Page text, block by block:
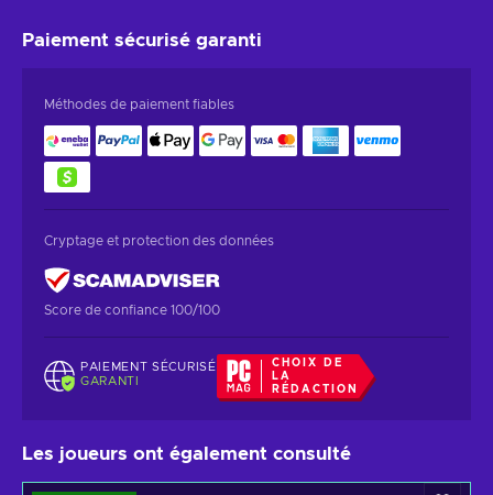
Paiement sécurisé garanti
Méthodes de paiement fiables
Cryptage et protection des données
Score de confiance 100/100
PAIEMENT SÉCURISÉ
GARANTI
CHOIX DE
LA
RÉDACTION
Les joueurs ont également consulté